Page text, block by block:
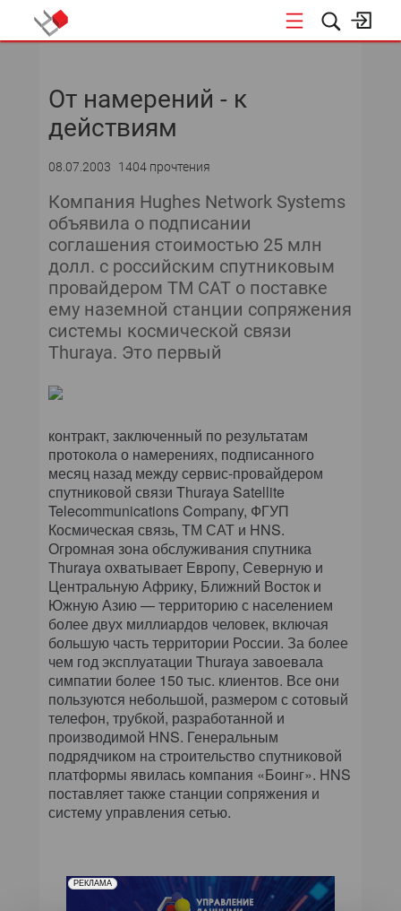
От намерений - к
действиям
08.07.2003 1404 прочтения
Компания Hughes Network Systems
объявила о подписании
соглашения стоимостью 25 млн
долл. с российским спутниковым
провайдером ТМ САТ о поставке
ему наземной станции сопряжения
системы космической связи
Thuraya. Это первый
контракт, заключенный по результатам
протокола о намерениях, подписанного
месяц назад между сервис-провайдером
спутниковой связи Thuraya Satellite
Telecommunications Company, ФГУП
Космическая связь, ТМ САТ и HNS.
Огромная зона обслуживания спутника
Thuraya охватывает Европу, Северную и
Центральную Африку, Ближний Восток и
Южную Азию — территорию с населением
более двух миллиардов человек, включая
большую часть территории России. За более
чем год эксплуатации Thuraya завоевала
симпатии более 150 тыс. клиентов. Все они
пользуются небольшой, размером с сотовый
телефон, трубкой, разработанной и
производимой HNS. Генеральным
подрядчиком на строительство спутниковой
платформы явилась компания «Боинг». HNS
поставляет также станции сопряжения и
систему управления сетью.
РЕКЛАМА